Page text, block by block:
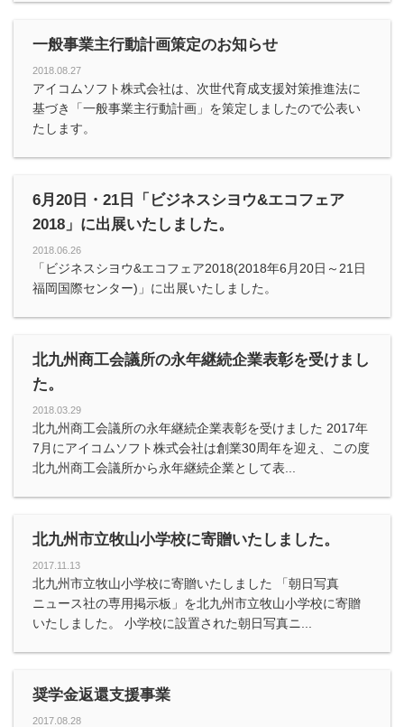
一般事業主行動計画策定のお知らせ
2018.08.27
アイコムソフト株式会社は、次世代育成支援対策推進法に
基づき「一般事業主行動計画」を策定しましたので公表い
たします。
6月20日・21日「ビジネスシヨウ&エコフェア
2018」に出展いたしました。
2018.06.26
「ビジネスシヨウ&エコフェア2018(2018年6月20日～21日
福岡国際センター)」に出展いたしました。
北九州商工会議所の永年継続企業表彰を受けまし
た。
2018.03.29
北九州商工会議所の永年継続企業表彰を受けました 2017年
7月にアイコムソフト株式会社は創業30周年を迎え、この度
北九州商工会議所から永年継続企業として表...
北九州市立牧山小学校に寄贈いたしました。
2017.11.13
北九州市立牧山小学校に寄贈いたしました 「朝日写真
ニュース社の専用掲示板」を北九州市立牧山小学校に寄贈
いたしました。 小学校に設置された朝日写真ニ...
奨学金返還支援事業
2017.08.28